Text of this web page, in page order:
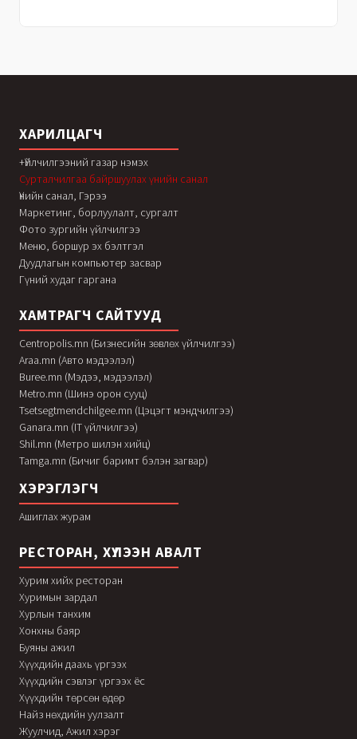
ХАРИЛЦАГЧ
+Үйлчилгээний газар нэмэх
Сурталчилгаа байршуулах үнийн санал
Үнийн санал, Гэрээ
Маркетинг, борлуулалт, сургалт
Фото зургийн үйлчилгээ
Меню, боршур эх бэлтгэл
Дуудлагын компьютер засвар
Гүний худаг гаргана
ХАМТРАГЧ САЙТУУД
Centropolis.mn (Бизнесийн зөвлөх үйлчилгээ)
Araa.mn (Авто мэдээлэл)
Buree.mn (Мэдээ, мэдээлэл)
Metro.mn (Шинэ орон сууц)
Tsetsegtmendchilgee.mn (Цэцэгт мэндчилгээ)
Ganara.mn (IT үйлчилгээ)
Shil.mn (Метро шилэн хийц)
Tamga.mn (Бичиг баримт бэлэн загвар)
ХЭРЭГЛЭГЧ
Ашиглах журам
РЕСТОРАН, ХҮЛЭЭН АВАЛТ
Хурим хийх ресторан
Хуримын зардал
Хурлын танхим
Хонхны баяр
Буяны ажил
Хүүхдийн даахь үргээх
Хүүхдийн сэвлэг үргээх ёс
Хүүхдийн төрсөн өдөр
Найз нөхдийн уулзалт
Жуулчид, Ажил хэрэг